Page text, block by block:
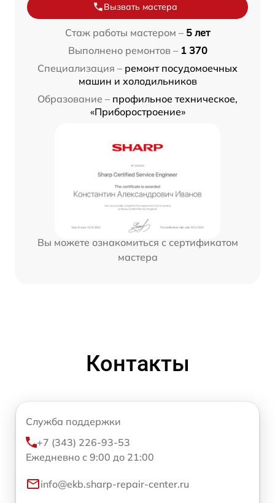
Вызвать мастера
Стаж работы мастером – 5 лет
Выполнено ремонтов – 1 370
Специализация – ремонт посудомоечных
машин и холодильников
Образование – профильное техническое,
«Приборостроение»
Вы можете ознакомиться с сертификатом
мастера
Контакты
Служба поддержки
+7 (343) 226-93-53
Ежедневно с 9:00 до 21:00
info@ekb.sharp-repair-center.ru